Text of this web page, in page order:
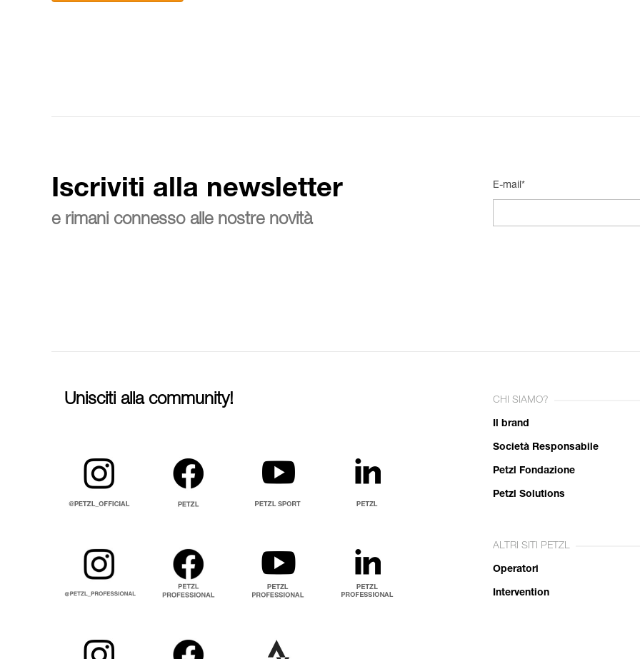
Iscriviti alla newsletter
e rimani connesso alle nostre novità
E-mail*
Unisciti alla community! CHI SIAMO?
Il brand
Società Responsabile
Petzl Fondazione
Petzl Solutions
ALTRI SITI PETZL
Operatori
Intervention